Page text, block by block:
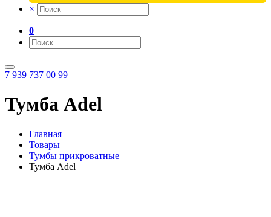
×
0
7 939 737 00 99
Тумба Adel
Главная
Товары
Тумбы прикроватные
Тумба Adel